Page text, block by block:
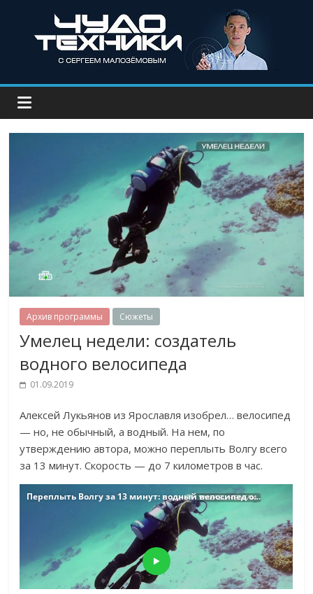
Архив программы Сюжеты
Умелец недели: создатель
водного велосипеда
01.09.2019
Алексей Лукьянов из Ярославля изобрел… велосипед
— но, не обычный, а водный. На нем, по
утверждению автора, можно переплыть Волгу всего
за 13 минут. Скорость — до 7 километров в час.